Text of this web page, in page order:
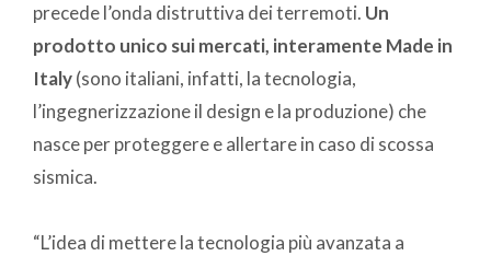
precede l’onda distruttiva dei terremoti. Un
prodotto unico sui mercati, interamente Made in
Italy(sono italiani, infatti, la tecnologia,
l’ingegnerizzazione il design e la produzione) che
nasce per proteggere e allertare in caso di scossa
sismica.
“L’idea di mettere la tecnologia più avanzata a